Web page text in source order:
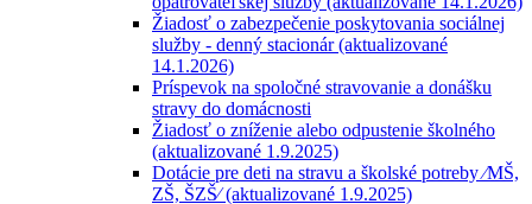
Žiadosť o zabezpečenie poskytovania sociálnej
služby - denný stacionár (aktualizované
14.1.2026)
Príspevok na spoločné stravovanie a donášku
stravy do domácnosti
Žiadosť o zníženie alebo odpustenie školného
(aktualizované 1.9.2025)
Dotácie pre deti na stravu a školské potreby ⁄MŠ,
ZŠ, ŠZŠ⁄ (aktualizované 1.9.2025)